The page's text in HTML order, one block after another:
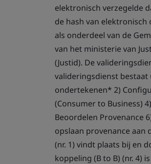
elektronisch verzegelde
de hash van
als onderdeel van de
van het ministerie van
(Justid). De
valideringsdienst bestaat
ondertekenen* 2)
(Consumer to Business)
Beoordelen Provenance
opslaan provenance aan
(nr. 1) vindt plaats bij en
koppeling (B to B) (nr. 4)